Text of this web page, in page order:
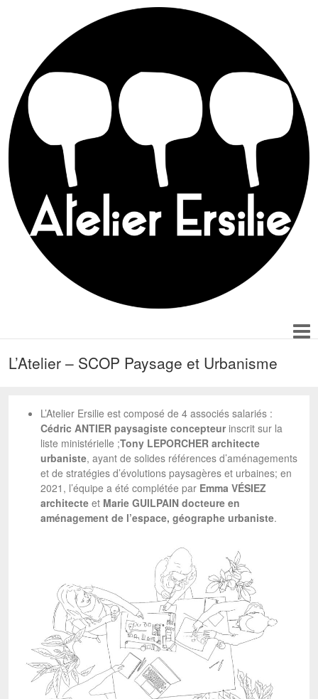
L’Atelier – SCOP Paysage et Urbanisme
L’Atelier Ersilie est composé de 4 associés salariés :
Cédric ANTIER paysagiste concepteur inscrit sur la
liste ministérielle ;Tony LEPORCHER architecte
urbaniste, ayant de solides références d’aménagements
et de stratégies d’évolutions paysagères et urbaines; en
2021, l’équipe a été complétée par Emma VÉSIEZ
architecte et Marie GUILPAIN docteure en
aménagement de l’espace, géographe urbaniste.